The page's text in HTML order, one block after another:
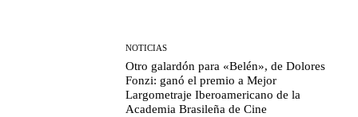
NOTICIAS
Otro galardón para «Belén», de Dolores
Fonzi: ganó el premio a Mejor
Largometraje Iberoamericano de la
Academia Brasileña de Cine